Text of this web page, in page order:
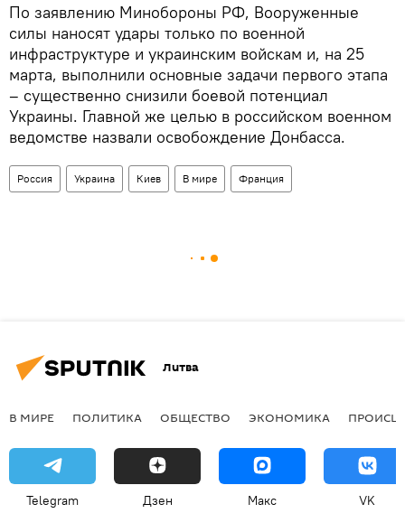
По заявлению Минобороны РФ, Вооруженные
силы наносят удары только по военной
инфраструктуре и украинским войскам и, на 25
марта, выполнили основные задачи первого этапа
– существенно снизили боевой потенциал
Украины. Главной же целью в российском военном
ведомстве назвали освобождение Донбасса.
Россия Украина Киев В мире Франция
Литва
В МИРЕ ПОЛИТИКА ОБЩЕСТВО ЭКОНОМИКА
Telegram Дзен Макс VK